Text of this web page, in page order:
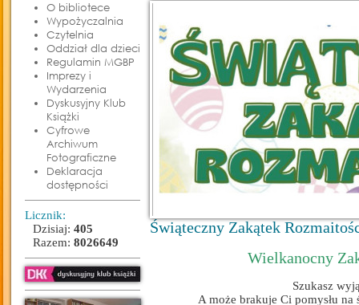
O bibliotece
Wypożyczalnia
Czytelnia
Oddział dla dzieci
Regulamin MGBP
Imprezy i
Wydarzenia
Dyskusyjny Klub
Książki
Cyfrowe
Archiwum
Fotograficzne
Deklaracja
dostępności
Licznik:
Dzisiaj: 405
Razem: 8026649
Świąteczny Zakątek
Wielkanocny
Szukasz
A może brakuje Ci pomysłu